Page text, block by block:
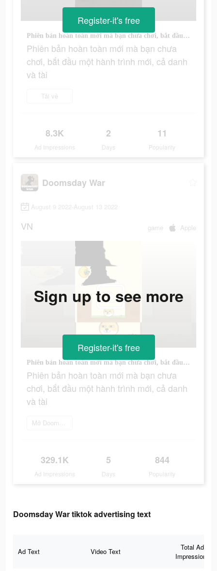
Phiên bản hoàn toàn mới mà bạn chưa chơi, bắt đầu một hành trình mới, cả danh và tài
Phiên bản hoàn toàn mới mà bạn chưa
chơi, bắt đầu một hành trình mới, cả danh
và tài
Tải về
8.3K
Ad Impressions
2
Days
11
Popularity
Register-it's free
Doomsday War
August 9 2022-August 13 2022
VN game Apple
Phiên bản hoàn toàn mới mà bạn chưa chơi, bắt đầu một hành trình mới, cả danh và tài
Phiên bản hoàn toàn mới mà bạn chưa
chơi, bắt đầu một hành trình mới, cả danh
và tài
Mở Doomsday War ngay
329.1K
Ad Impressions
5
Days
844
Popularity
Sign up to see more
Register-it's free
Doomsday War tiktok advertising text
Ad Text Video Text
Total Ad
Impressions